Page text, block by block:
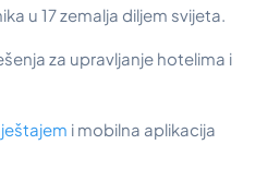
u 17 zemalja diljem svijeta.
za upravljanje hotelima i
i mobilna aplikacija